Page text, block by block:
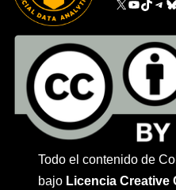
Todo el contenido de
bajo Licencia Creative